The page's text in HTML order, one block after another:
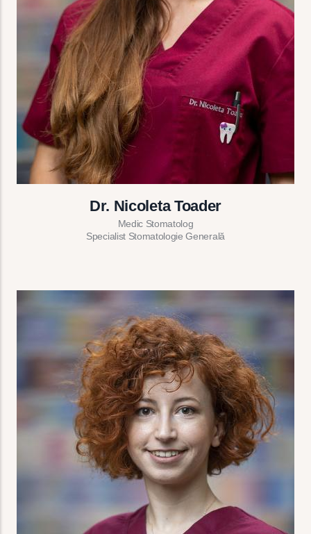
Dr. Nicoleta Toader
Medic Stomatolog
Specialist Stomatologie Generală